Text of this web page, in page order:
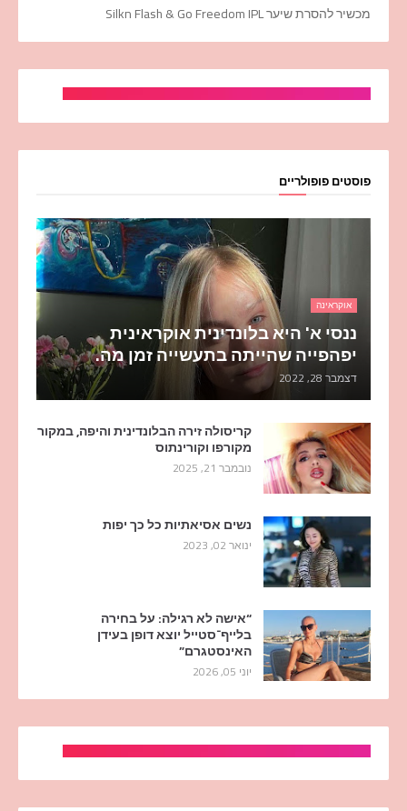
מכשיר להסרת שיער Silkn Flash & Go Freedom IPL
פוסטים פופולריים
אוקראינה
ננסי א' היא בלונדינית אוקראינית
יפהפייה שהייתה בתעשייה זמן מה.
דצמבר 28, 2022
קריסולה זירה הבלונדינית והיפה, במקור
מקורפו וקורינתוס
נובמבר 21, 2025
נשים אסיאתיות כל כך יפות
ינואר 02, 2023
“אישה לא רגילה: על בחירה
בלייף־סטייל יוצא דופן בעידן
האינסטגרם”
יוני 05, 2026